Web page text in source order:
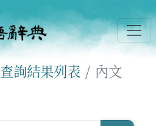
查詢結果列表 內文